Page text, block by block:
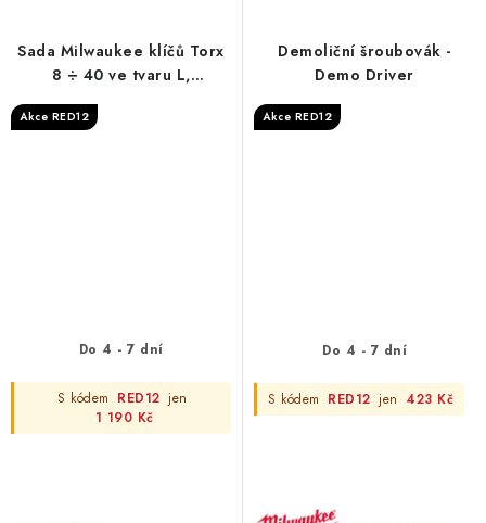
Sada Milwaukee klíčů Torx
8 ÷ 40 ve tvaru L,
Akce RED12
Do 4 - 7 dní
S kódem RED12 jen
1 190 Kč
Demoliční šroubovák -
Demo Driver
Akce RED12
Do 4 - 7 dní
S kódem RED12 jen 423 Kč